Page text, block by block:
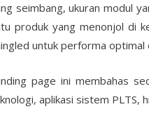
seimbang, ukuran modul
produk yang menonjol di
untuk performa optimal
page ini membahas
aplikasi sistem PLTS,